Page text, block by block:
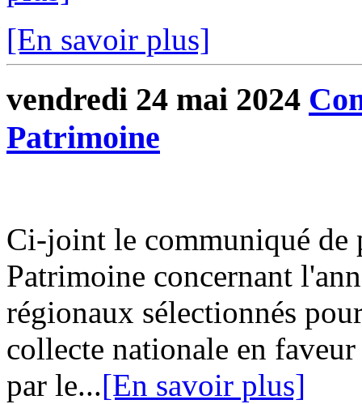
[En savoir plus]
vendredi 24 mai 2024
Patrimoine
Ci-joint le communiqué de
Patrimoine concernant
régionaux sélectionnés
collecte nationale en
par le...[En savoir plus]